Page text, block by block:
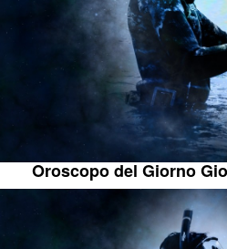
Oroscopo del Giorno